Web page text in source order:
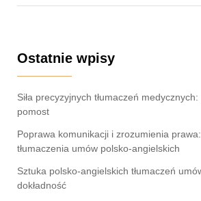
Ostatnie wpisy
Siła precyzyjnych tłumaczeń
pomost
Poprawa komunikacji i zrozumienia
tłumaczenia umów polsko-angielskich
Sztuka polsko-angielskich tłumaczeń
dokładność